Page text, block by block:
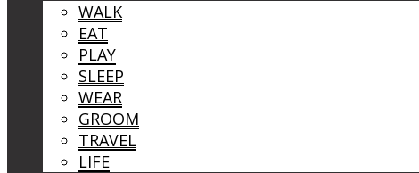
WALK
EAT
PLAY
SLEEP
WEAR
GROOM
TRAVEL
LIFE